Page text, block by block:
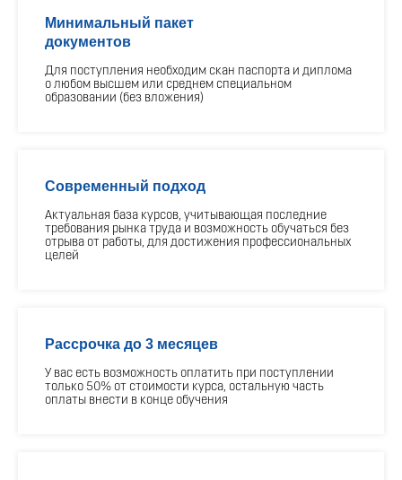
Минимальный пакет
документов
Для поступления необходим скан паспорта и диплома
о любом высшем или среднем специальном
образовании (без вложения)
Современный подход
Актуальная база курсов, учитывающая последние
требования рынка труда и возможность обучаться без
отрыва от работы, для достижения профессиональных
целей
Рассрочка до 3 месяцев
У вас есть возможность оплатить при поступлении
только 50% от стоимости курса, остальную часть
оплаты внести в конце обучения